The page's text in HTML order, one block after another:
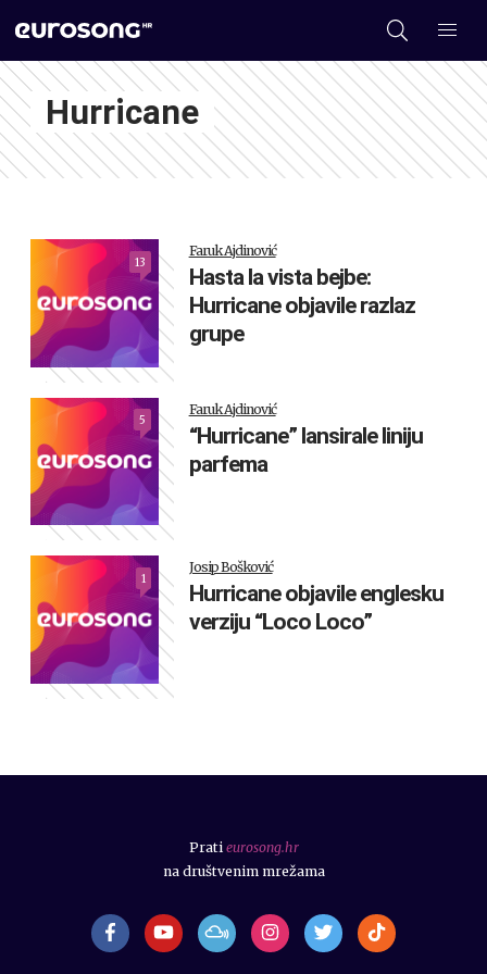
Hurricane
13
Faruk Ajdinović
Hasta la vista bejbe:
Hurricane objavile razlaz
grupe
5
Faruk Ajdinović
“Hurricane” lansirale liniju
parfema
1
Josip Bošković
Hurricane objavile englesku
verziju “Loco Loco”
Prati eurosong.hr
na društvenim mrežama